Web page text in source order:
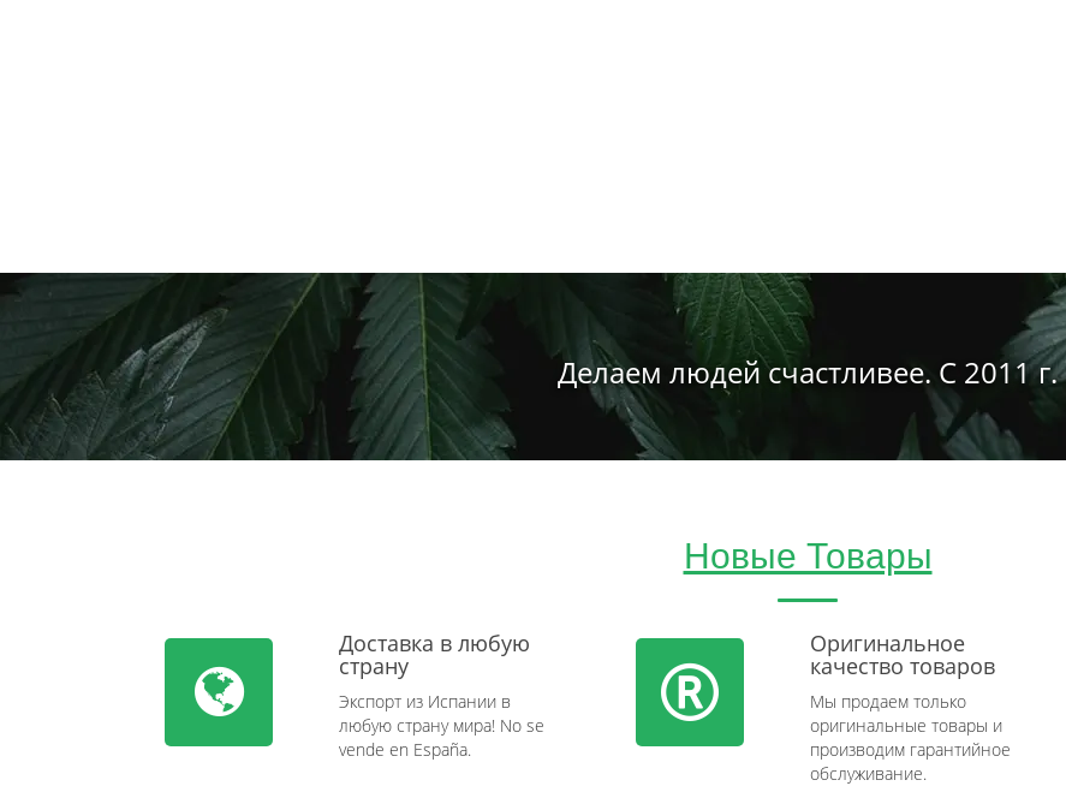
Делаем людей счастливее. С 2011 г.
Новые Товары
Доставка в любую
страну
Экспорт из Испании в
любую страну мира! No se
vende en España.
Оригинальное
качество товаров
Мы продаем только
оригинальные товары и
производим гарантийное
обслуживание.